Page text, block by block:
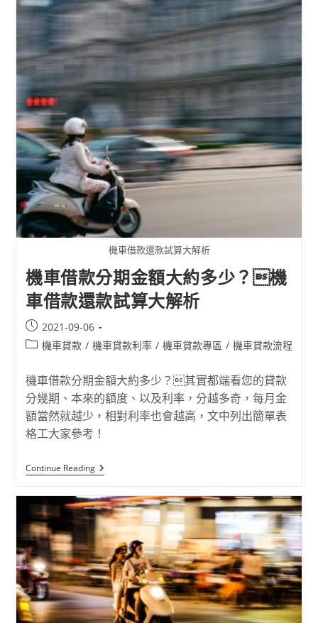
機車借款還款試算大解析
機車借款分期金額大約多少？機
車借款還款試算大解析
2021-09-06
機車貸款 / 機車貸款利率 / 機車貸款專區 / 機車貸款流程
機車借款分期金額大約多少？其實都端看您的貸款
分幾期、本來的額度、以及利率，分越多奇，每月金
額當然就越少，相對利率也會越高，文中列出簡單表
格工大家參考！
Continue Reading